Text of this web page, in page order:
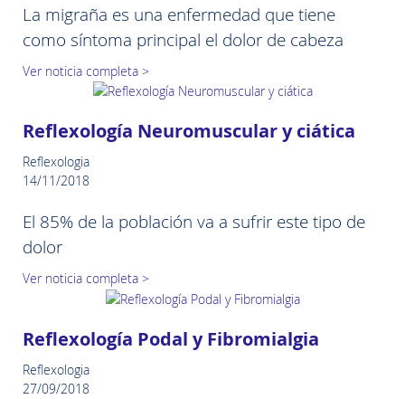
La migraña es una enfermedad que tiene
como síntoma principal el dolor de cabeza
Ver noticia completa >
Reflexología Neuromuscular y ciática
Reflexologia
14/11/2018
El 85% de la población va a sufrir este tipo de
dolor
Ver noticia completa >
Reflexología Podal y Fibromialgia
Reflexologia
27/09/2018